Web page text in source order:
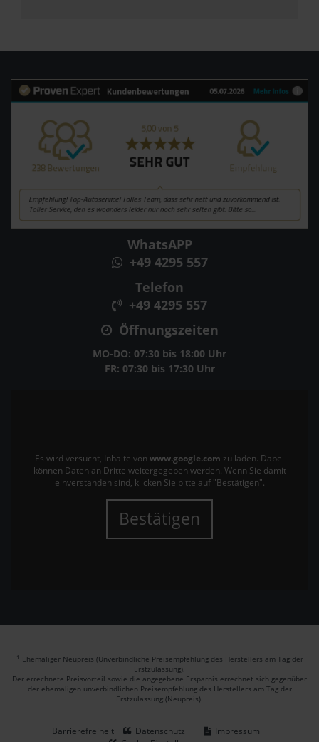
WhatsAPP
+49 4295 557
Telefon
+49 4295 557
Öffnungszeiten
MO-DO: 07:30 bis 18:00 Uhr
FR: 07:30 bis 17:30 Uhr
Es wird versucht, Inhalte von www.google.com zu laden. Dabei
können Daten an Dritte weitergegeben werden. Wenn Sie damit
einverstanden sind, klicken Sie bitte auf "Bestätigen".
Bestätigen
1 Ehemaliger Neupreis (Unverbindliche Preisempfehlung des Herstellers am Tag der
Erstzulassung).
Der errechnete Preisvorteil sowie die angegebene Ersparnis errechnet sich gegenüber
der ehemaligen unverbindlichen Preisempfehlung des Herstellers am Tag der
Erstzulassung (Neupreis).
Barrierefreiheit Datenschutz
Impressum